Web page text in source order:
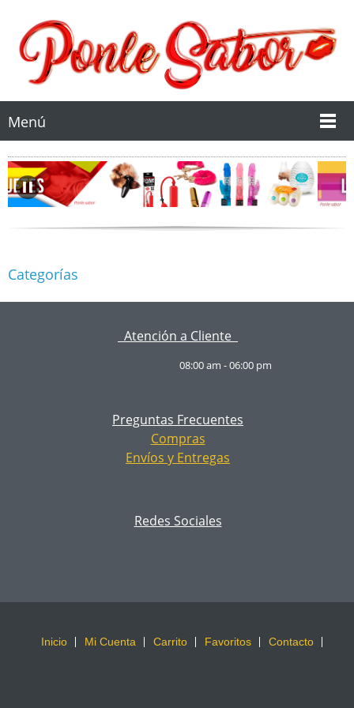
Menú
Categorías
Atención a Cliente
08:00 am - 06:00 pm
Preguntas Frecuentes
Compras
Envíos y Entregas
Redes Sociales
Inicio Mi Cuenta Carrito Favoritos Contacto